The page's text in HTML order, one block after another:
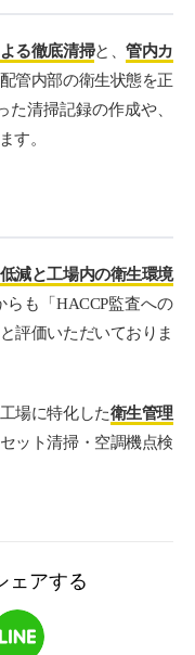
る徹底清掃と、管内カ
管内部の衛生状態を正
た清掃記録の作成や、
す。
減と工場内の衛生環境
も「HACCP監査への
評価いただいておりま
場に特化した衛生管理
ット清掃・空調機点検
ェアする